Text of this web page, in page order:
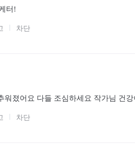
터!
차단
워졌어요 다들 조심하세요 작가님 건
차단